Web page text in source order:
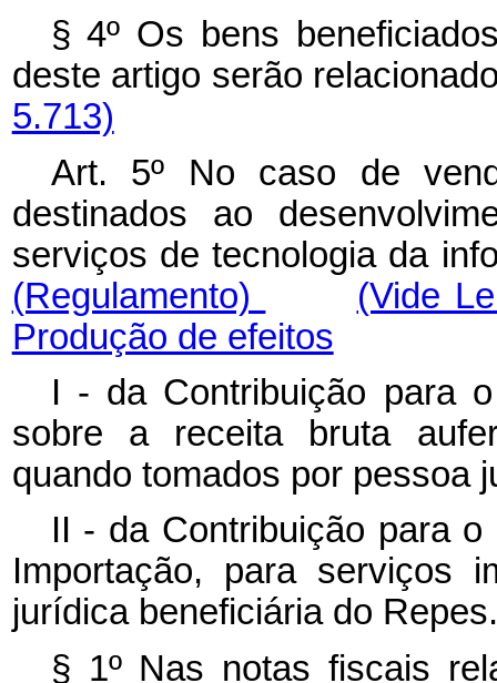
§ 4º Os bens
deste artigo serão
5.713)
Art. 5º No caso de
destinados ao
serviços de tecnologia da
(Regulamento)
(Vide
Produção de efeitos
I - da Contribuição para
sobre a receita bruta
quando tomados por pessoa
II - da Contribuição para
Importação, para serviços
jurídica beneficiária do Repes.
§ 1º Nas notas fiscais